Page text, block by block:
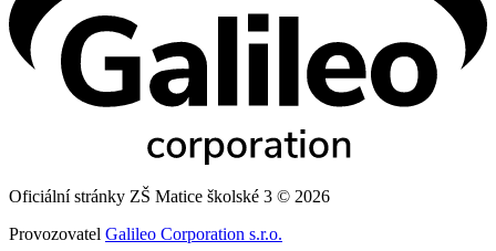
Oficiální stránky ZŠ Matice školské 3 © 2026
Provozovatel Galileo Corporation s.r.o.